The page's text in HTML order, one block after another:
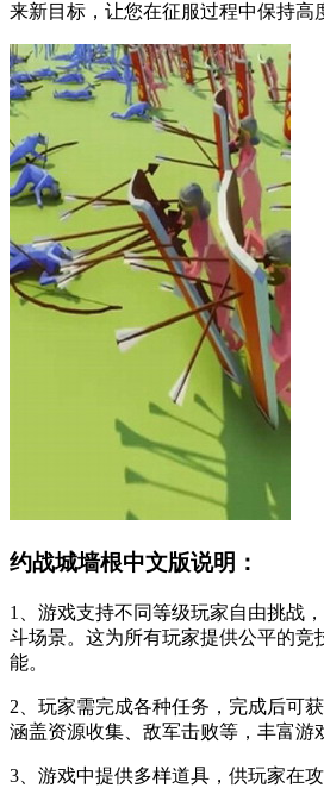
来新目标，让您在征服过程中保持高
约战城墙根中文版说明：
1、游戏支持不同等级玩家自由挑战
斗场景。这为所有玩家提供公平的竞
能。
2、玩家需完成各种任务，完成后可
涵盖资源收集、敌军击败等，丰富游
3、游戏中提供多样道具，供玩家在